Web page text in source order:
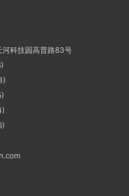
河科技园高普路83号
)
)
)
)
)